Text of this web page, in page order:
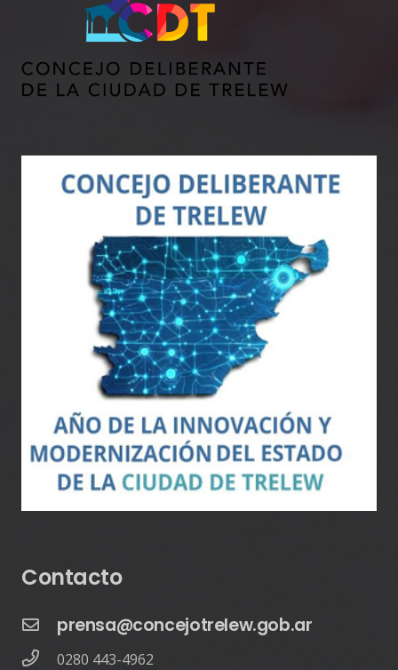
Contacto
prensa@concejotrelew.gob.ar
0280 443-4962